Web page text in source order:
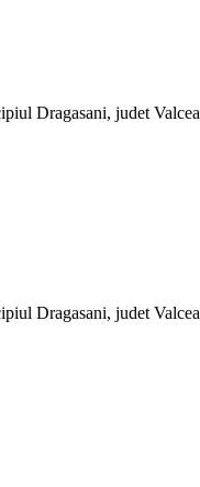
Dragasani, judet Valcea
Dragasani, judet Valcea